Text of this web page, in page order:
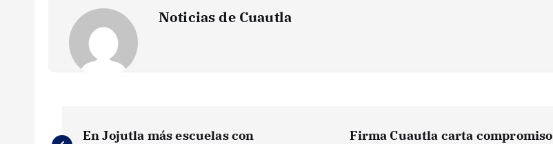
Noticias de Cuautla
En Jojutla más escuelas con
Firma Cuautla carta compromiso